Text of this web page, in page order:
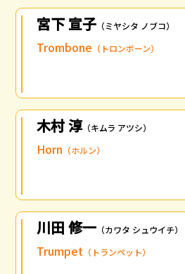
宮下 宣子 （ミヤシタ ノブコ）
Trombone （トロンボーン）
木村 淳（キムラ アツシ）
Horn （ホルン）
川田 修一 （カワタ シュウイチ）
Trumpet （トランペット）